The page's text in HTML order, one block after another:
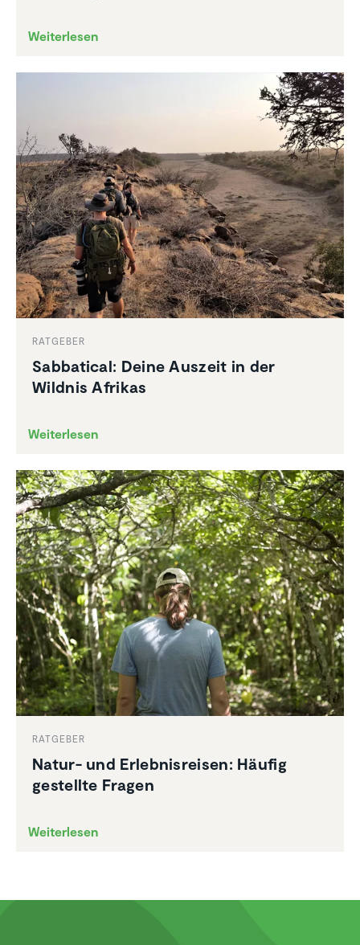
Weiterlesen
RATGEBER
Sabba­tical: Deine Auszeit in der
Wildnis Afrikas
Weiterlesen
RATGEBER
Natur- und Erleb­nis­reisen: Häufig
gestellte Fragen
Weiterlesen